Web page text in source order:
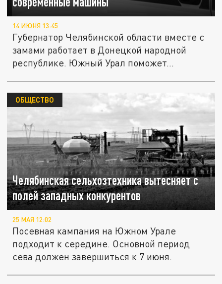
14 ИЮНЯ 13:45
Губернатор Челябинской области вместе с
замами работает в Донецкой народной
республике. Южный Урал поможет...
Челябинская сельхозтехника вытесняет с
полей западных конкурентов
ОБЩЕСТВО
25 МАЯ 12:02
Посевная кампания на Южном Урале
подходит к середине. Основной период
сева должен завершиться к 7 июня.